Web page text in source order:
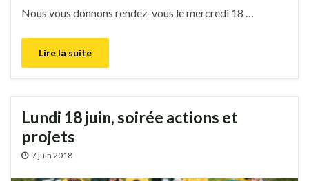
Nous vous donnons rendez-vous le mercredi 18 …
Lire la suite
Lundi 18 juin, soirée actions et
projets
7 juin 2018